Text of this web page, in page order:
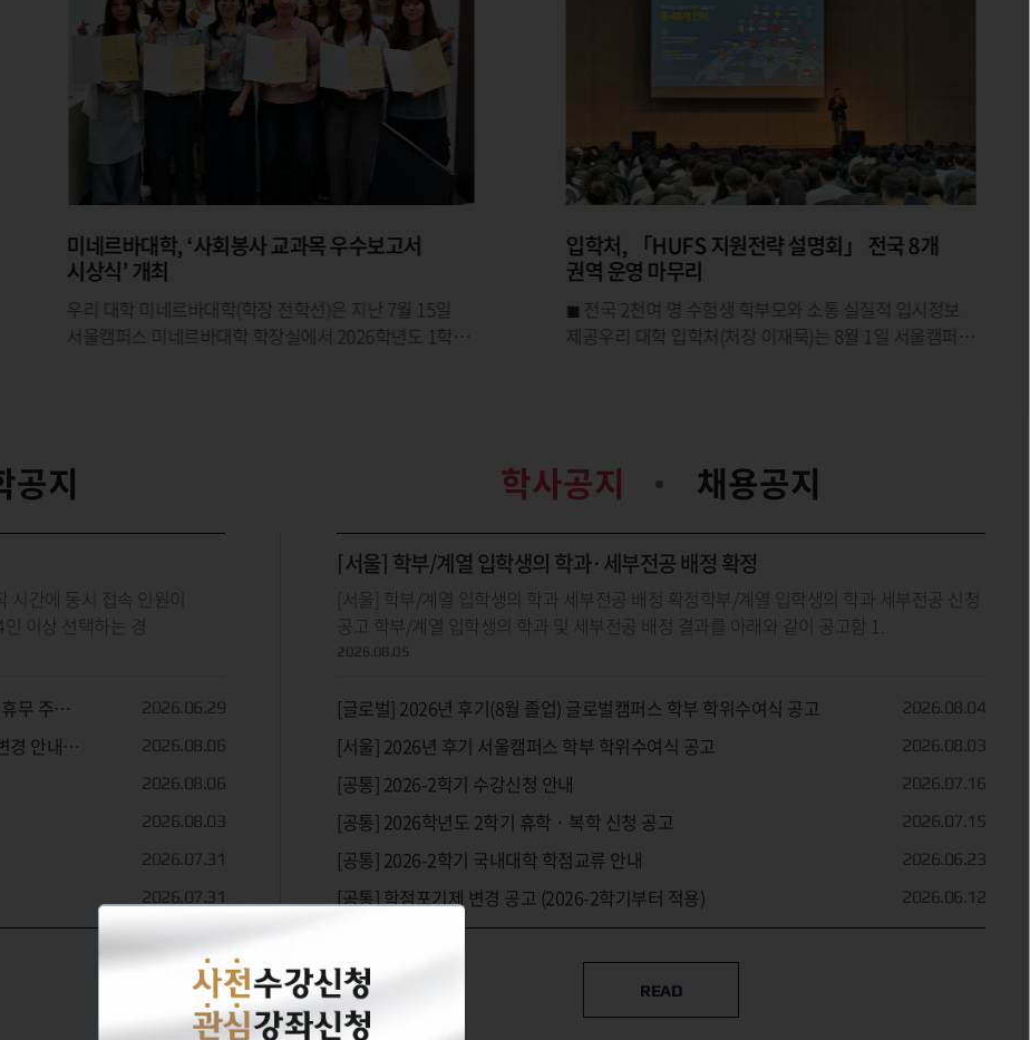
입학처, 「HUFS 지원전략 설명회」 전국 8개
권역 운영 마무리
◼ 전국 2천여 명 수험생 학부모와 소통 실질적 입시정보
제공우리 대학 입학처(처장 이재묵)는 8월 1일 서울캠퍼스
한국외대, 과기정통부 ‘생성AI 선도인재양성사업’
선정
◼ 생성AI 핵심기술 연구 및 글로벌 AI 인재 양성
본격화우리 대학이 과학기술정보통신부와
간에 동시 접속 인원이
이상 선택하는 경
무 주간
2026.06.29
경 안내
2026.08.06
2026.08.06
2026.08.03
2026.07.31
2026.07.31
공지 학사공지
[서울] 학부/계열 입학생의 학과·세부전공 배정 확정
[서울] 학부/계열 입학생의 학과 세부전공 배정 확정학부/계열 입학생의 학과 세부전공 신청
공고 학부/계열 입학생의 학과 및 세부전공 배정 결과를 아래와 같이 공고함 1.
2026.08.05
[글로벌] 2026년 후기(8월 졸업) 글로벌캠퍼스 학부 학위수여식 공고 2026.08.04
[서울] 2026년 후기 서울캠퍼스 학부 학위수여식 공고 2026.08.03
[공통] 2026-2학기 수강신청 안내 2026.07.16
[공통] 2026학년도 2학기 휴학 · 복학 신청 공고 2026.07.15
[공통] 2026-2학기 국내대학 학점교류 안내 2026.06.23
[공통] 학점포기제 변경 공고 (2026-2학기부터 적용) 2026.06.12
READ
채용공지